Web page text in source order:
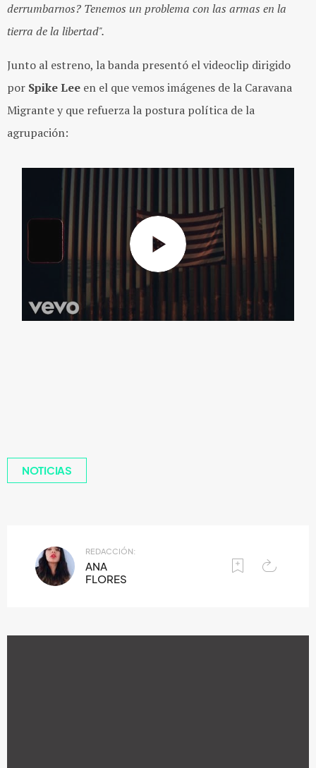
derrumbarnos? Tenemos un problema con las armas en la
tierra de la libertad".
Junto al estreno, la banda presentó el videoclip dirigido
por Spike Lee en el que vemos imágenes de la Caravana
Migrante y que refuerza la postura política de la
agrupación:
NOTICIAS
REDACCIÓN:
ANA
FLORES